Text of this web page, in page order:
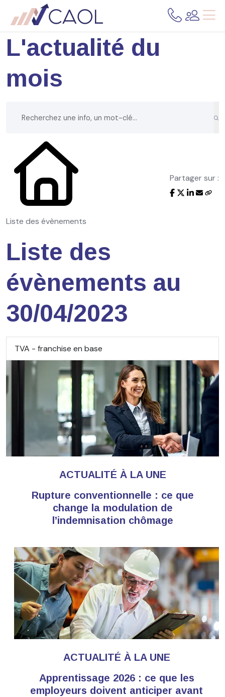
L'actualité du
mois
Liste des évènements
Partager sur :
Liste des
évènements au
30/04/2023
TVA - franchise en base
ACTUALITÉ À LA UNE
Rupture conventionnelle : ce que
change la modulation de
l’indemnisation chômage
ACTUALITÉ À LA UNE
Apprentissage 2026 : ce que les
employeurs doivent anticiper avant